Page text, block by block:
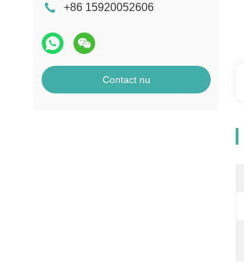
+86 15920052606
Contact nu